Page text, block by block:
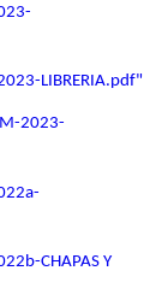
LIBRERIA.pdf"
2023-
CHAPAS Y